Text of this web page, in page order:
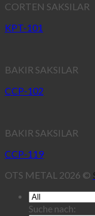
CORTEN SAKSILAR
KPT-101
BAKIR SAKSILAR
CCP-102
BAKIR SAKSILAR
CCP-119
OTS METAL 2026 ©
Suche nach: